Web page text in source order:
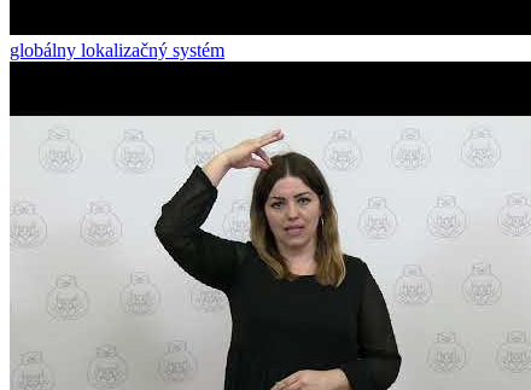
globálny lokalizačný systém